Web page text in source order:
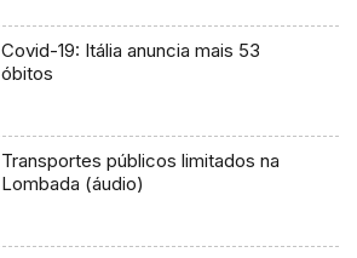
Covid-19: Itália anuncia mais 53
óbitos
Transportes públicos limitados na
Lombada (áudio)